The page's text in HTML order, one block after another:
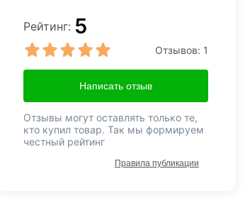
Рейтинг: 5
Отзывов: 1
Написать отзыв
Отзывы могут оставлять только те,
кто купил товар. Так мы формируем
честный рейтинг
Правила публикации